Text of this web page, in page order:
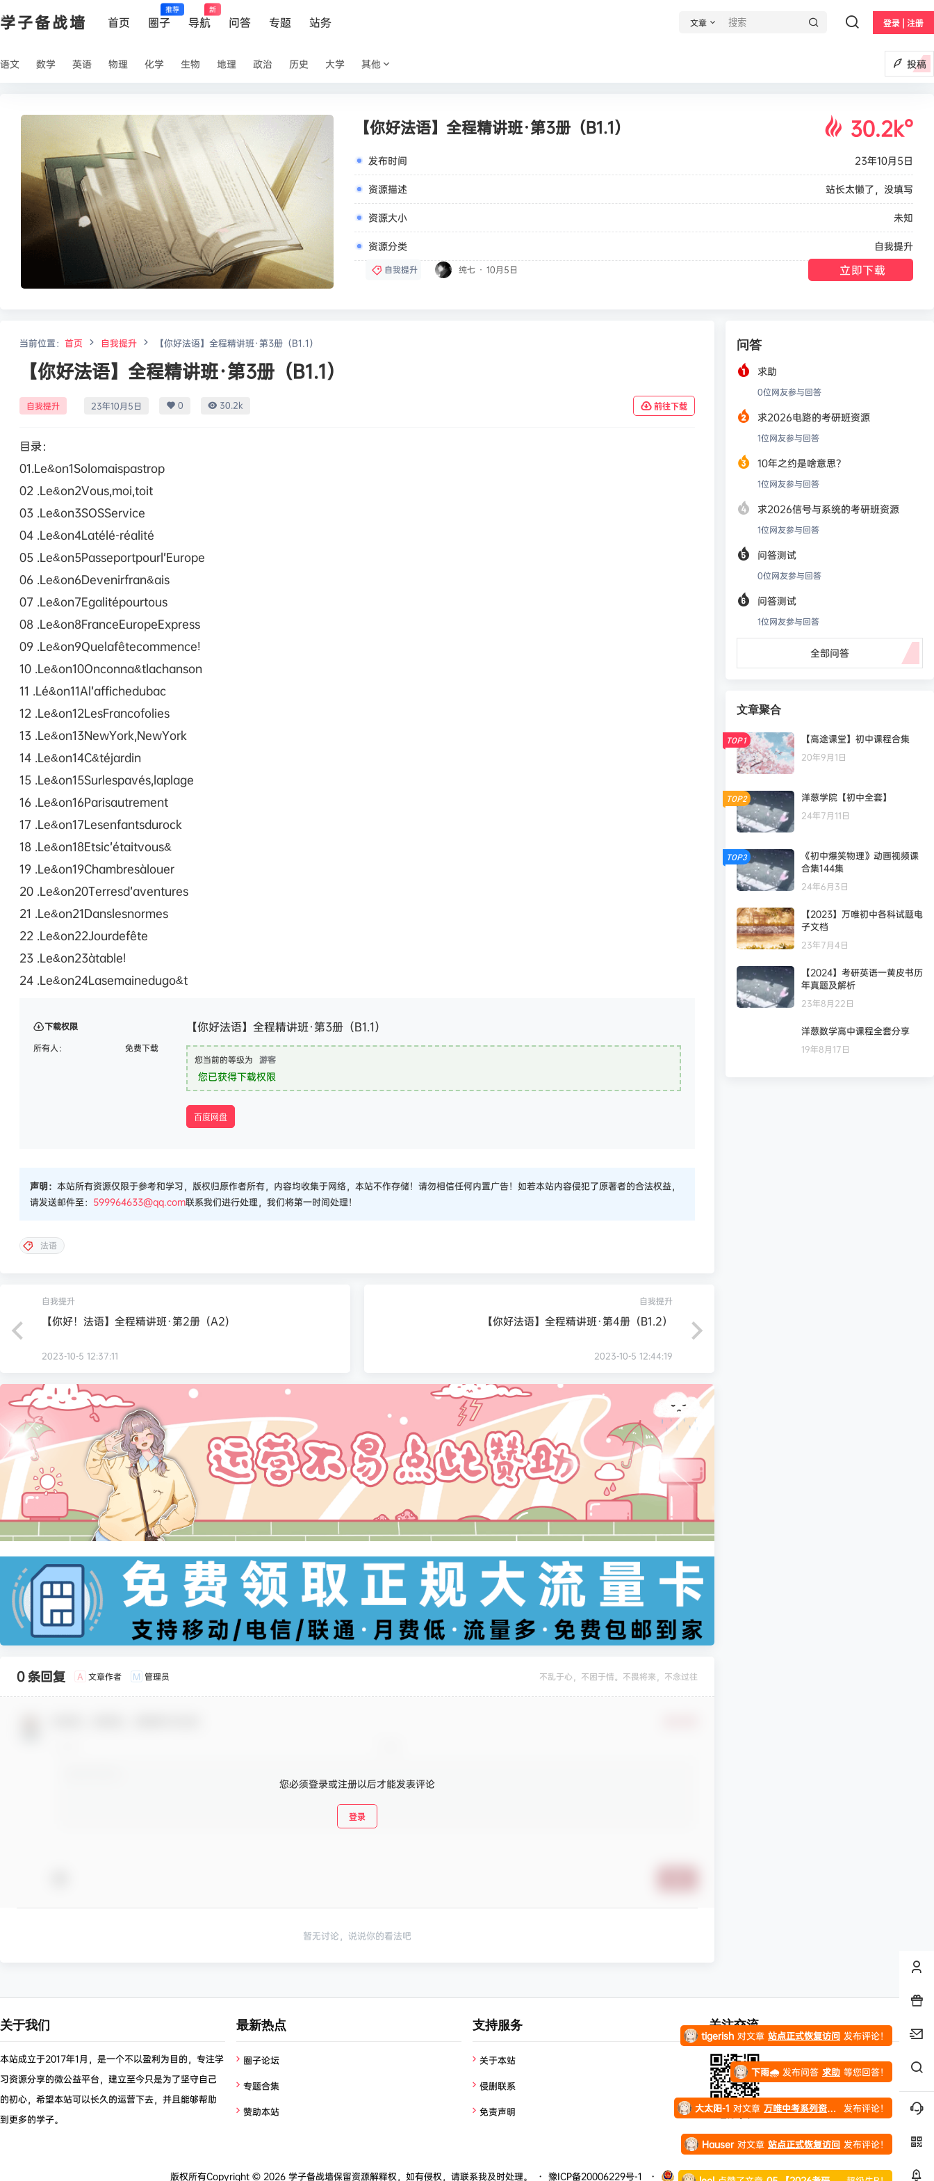
学子备战墙 首页 圈子
推荐
导航
新
问答 专题 站务 文章 登录 | 注册
语文 数学 英语 物理 化学 生物 地理 政治 历史 大学 其他 投稿
【你好法语】全程精讲班·第3册（B1.1） 30.2k°
发布时间 23年10月5日
资源描述 站长太懒了，没填写
资源大小 未知
资源分类 自我提升
自我提升 纯七 · 10月5日 立即下载
当前位置： 首页 自我提升 【你好法语】全程精讲班·第3册（B1.1）
【你好法语】全程精讲班·第3册（B1.1）
自我提升 23年10月5日 0 30.2k 前往下载
目录：
01.Le&on1Solomaispastrop
02 .Le&on2Vous,moi,toit
03 .Le&on3SOSService
04 .Le&on4Latélé-réalité
05 .Le&on5Passeportpourl’Europe
06 .Le&on6Devenirfran&ais
07 .Le&on7Egalitépourtous
08 .Le&on8FranceEuropeExpress
09 .Le&on9Quelafêtecommence!
10 .Le&on10Onconna&tlachanson
11 .Lé&on11Al’affichedubac
12 .Le&on12LesFrancofolies
13 .Le&on13NewYork,NewYork
14 .Le&on14C&téjardin
15 .Le&on15Surlespavés,laplage
16 .Le&on16Parisautrement
17 .Le&on17Lesenfantsdurock
18 .Le&on18Etsic’étaitvous&
19 .Le&on19Chambresàlouer
20 .Le&on20Terresd’aventures
21 .Le&on21Danslesnormes
22 .Le&on22Jourdefête
23 .Le&on23àtable!
24 .Le&on24Lasemainedugo&t
下载权限
所有人：
免费下载
【你好法语】全程精讲班·第3册（B1.1）
您当前的等级为 游客
您已获得下载权限
百度网盘
声明： 本站所有资源仅限于参考和学习，版权归原作者所有，内容均收集于网络，本站不作存储！请勿相信任何内置广告！如若本站内容侵犯了原著者的合法权益，
请发送邮件至： 599964633@qq.com联系我们进行处理，我们将第一时间处理！
法语
自我提升
【你好！法语】全程精讲班·第2册（A2)
2023-10-5 12:37:11
自我提升
【你好法语】全程精讲班·第4册（B1.2）
2023-10-5 12:44:19
0 条回复 A 文章作者 M 管理员 不乱于心，不困于情。不畏将来，不念过往
您必须登录或注册以后才能发表评论
登录
暂无讨论，说说你的看法吧
问答
求助
0位网友参与回答
求2026电路的考研班资源
1位网友参与回答
10年之约是啥意思？
1位网友参与回答
求2026信号与系统的考研班资源
1位网友参与回答
问答测试
0位网友参与回答
问答测试
1位网友参与回答
全部问答
文章聚合
TOP1 【高途课堂】初中课程合集
20年9月1日
TOP2 洋葱学院【初中全套】
24年7月11日
TOP3
《初中爆笑物理》动画视频课
合集144集
24年6月3日
【2023】万唯初中各科试题电
子文档
23年7月4日
【2024】考研英语一黄皮书历
年真题及解析
23年8月22日
洋葱数学高中课程全套分享
19年8月17日
关于我们
本站成立于2017年1月，是一个不以盈利为目的，专注学
习资源分享的微公益平台，建立至今只是为了坚守自己
的初心，希望本站可以长久的运营下去，并且能够帮助
到更多的学子。
最新热点
圈子论坛
专题合集
赞助本站
支持服务
关于本站
侵删联系
免责声明
关注交流
官方Q群
版权所有Copyright © 2026学子备战墙保留资源解释权，如有侵权，请联系我及时处理。 ・ 豫ICP备20006229号-1 ・ 豫ICP备20006229号
tigerish 对文章 站点正式恢复访问 发布评论！
下雨🌧️ 发布问答 求助 等您回答！
大太阳-1 对文章 万唯中考系列资料合集 发布评论！
Hauser 对文章 站点正式恢复访问 发布评论！
leol 点赞了文章 05.【2026考研专业课】通信信号高端班！01.【2026考研电路】水木全程班！02.【2026考研电路】光子全程班！… 超级牛B！